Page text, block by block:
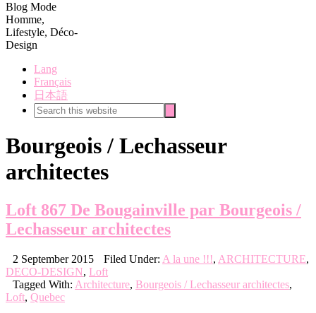
Blog Mode
Homme,
Lifestyle, Déco-
Design
Lang
Français
日本語
Search
this
Bourgeois / Lechasseur
architectes
Loft 867 De Bougainville par Bourgeois /
Lechasseur architectes
2 September 2015 Filed Under: A la une !!!, ARCHITECTURE,
DECO-DESIGN, Loft
Tagged With: Architecture, Bourgeois / Lechasseur architectes,
Loft, Quebec